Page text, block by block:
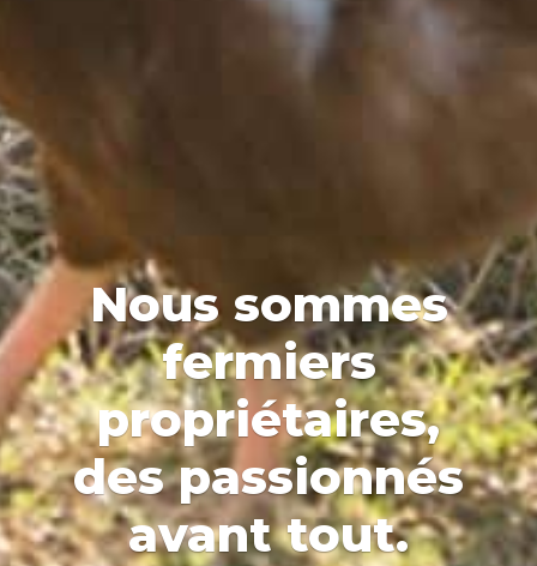
Nous sommes
fermiers
propriétaires,
des passionnés
avant tout.